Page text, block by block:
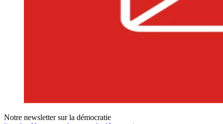
Notre newsletter sur la démocratie